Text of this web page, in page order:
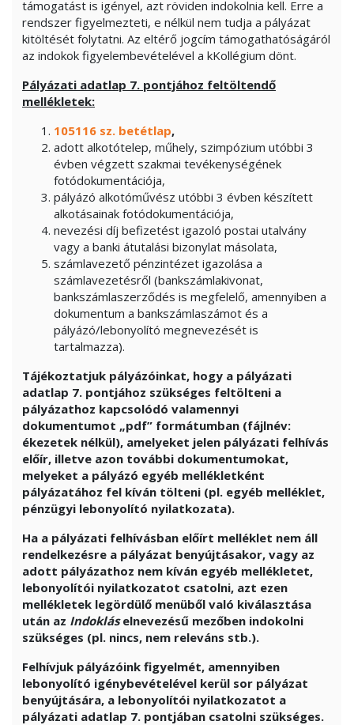
támogatást is igényel, azt röviden indokolnia kell. Erre a
rendszer figyelmezteti, e nélkül nem tudja a pályázat
kitöltését folytatni. Az eltérő jogcím támogathatóságáról
az indokok figyelembevételével a kKollégium dönt.
Pályázati adatlap 7. pontjához feltöltendő
mellékletek:
105116 sz. betétlap,
adott alkotótelep, műhely, szimpózium utóbbi 3
évben végzett szakmai tevékenységének
fotódokumentációja,
pályázó alkotóművész utóbbi 3 évben készített
alkotásainak fotódokumentációja,
nevezési díj befizetést igazoló postai utalvány
vagy a banki átutalási bizonylat másolata,
számlavezető pénzintézet igazolása a
számlavezetésről (bankszámlakivonat,
bankszámlaszerződés is megfelelő, amennyiben a
dokumentum a bankszámlaszámot és a
pályázó/lebonyolító megnevezését is
tartalmazza).
Tájékoztatjuk pályázóinkat, hogy a pályázati
adatlap 7. pontjához szükséges feltölteni a
pályázathoz kapcsolódó valamennyi
dokumentumot „pdf” formátumban (fájlnév:
ékezetek nélkül), amelyeket jelen pályázati felhívás
előír, illetve azon további dokumentumokat,
melyeket a pályázó egyéb mellékletként
pályázatához fel kíván tölteni (pl. egyéb melléklet,
pénzügyi lebonyolító nyilatkozata).
Ha a pályázati felhívásban előírt melléklet nem áll
rendelkezésre a pályázat benyújtásakor, vagy az
adott pályázathoz nem kíván egyéb mellékletet,
lebonyolítói nyilatkozatot csatolni, azt ezen
mellékletek legördülő menüből való kiválasztása
után az Indokláselnevezésű mezőben indokolni
szükséges (pl. nincs, nem releváns stb.).
Felhívjuk pályázóink figyelmét, amennyiben
lebonyolító igénybevételével kerül sor pályázat
benyújtására, a lebonyolítói nyilatkozatot a
pályázati adatlap 7. pontjában csatolni szükséges.